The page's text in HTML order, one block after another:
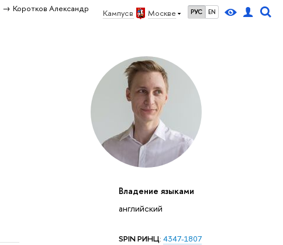
Кампус в Москве РУС EN
Коротков Александр
Владение языками
английский
SPIN РИНЦ: 4347-1807